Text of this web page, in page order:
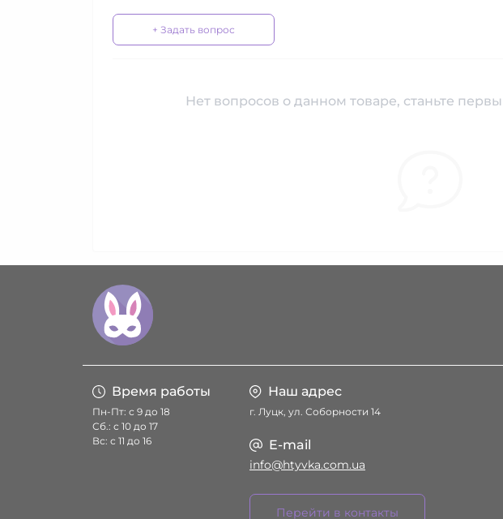
+ Задать вопрос
Нет вопросов о данном товаре, станьте
Время работы
Пн-Пт: с 9 до 18
Сб.: с 10 до 17
Вс: с 11 до 16
Наш адрес
г. Луцк, ул. Соборности 14
E-mail
info@htyvka.com.ua
Перейти в контакты